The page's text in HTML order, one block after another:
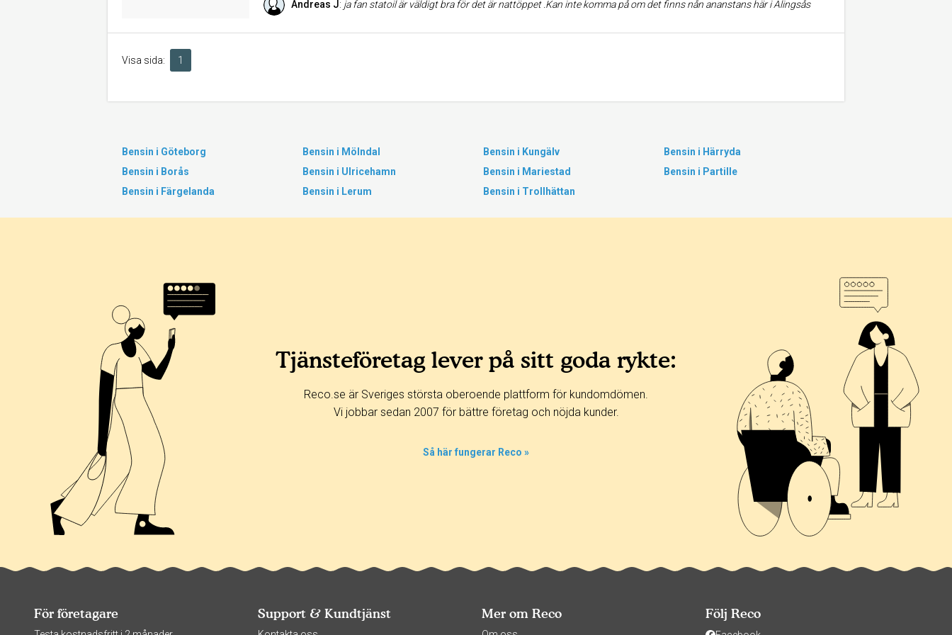
Andreas J: ja fan statoil är väldigt bra för det är nattöppet .Kan inte komma på om det finns nån ananstans här i Alingsås
Visa sida: 1
Bensin i Göteborg Bensin i Mölndal Bensin i Kungälv
Bensin i Härryda
Bensin i Borås
Bensin i Ulricehamn Bensin i Mariestad
Bensin i Partille
Bensin i Färgelanda
Bensin i Lerum Bensin i Trollhättan
Tjänsteföretag lever på sitt goda rykte:
Reco.se är Sveriges största oberoende plattform för kundomdömen.
Vi jobbar sedan 2007 för bättre företag och nöjda kunder.
Så här fungerar Reco »
För företagare Support & Kundtjänst Mer om Reco Följ Reco